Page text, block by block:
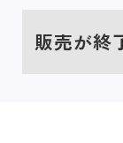
販売が終